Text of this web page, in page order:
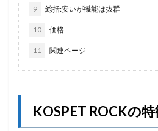
9 総括:安いが機能は抜群
10 価格
11 関連ページ
KOSPET ROCKの